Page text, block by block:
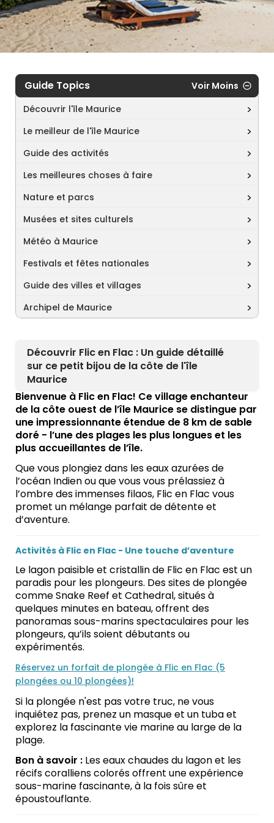
Guide Topics
Voir Moins
Découvrir l'île Maurice
Le meilleur de l'île Maurice
Guide des activités
Les meilleures choses à faire
Nature et parcs
Musées et sites culturels
Météo à Maurice
Festivals et fêtes nationales
Guide des villes et villages
Archipel de Maurice
Découvrir Flic en Flac : Un guide détaillé
sur ce petit bijou de la côte de l'île
Maurice
Bienvenue à Flic en Flac! Ce village enchanteur
de la côte ouest de l’île Maurice se distingue par
une impressionnante étendue de 8 km de sable
doré - l’une des plages les plus longues et les
plus accueillantes de l’île.
Que vous plongiez dans les eaux azurées de
l’océan Indien ou que vous vous prélassiez à
l’ombre des immenses filaos, Flic en Flac vous
promet un mélange parfait de détente et
d’aventure.
Activités à Flic en Flac - Une touche d’aventure
Le lagon paisible et cristallin de Flic en Flac est un
paradis pour les plongeurs. Des sites de plongée
comme Snake Reef et Cathedral, situés à
quelques minutes en bateau, offrent des
panoramas sous-marins spectaculaires pour les
plongeurs, qu’ils soient débutants ou
expérimentés.
Réservez un forfait de plongée à Flic en Flac (5
plongées ou 10 plongées)!
Si la plongée n'est pas votre truc, ne vous
inquiétez pas, prenez un masque et un tuba et
explorez la fascinante vie marine au large de la
plage.
Bon à savoir : Les eaux chaudes du lagon et les
récifs coralliens colorés offrent une expérience
sous-marine fascinante, à la fois sûre et
époustouflante.